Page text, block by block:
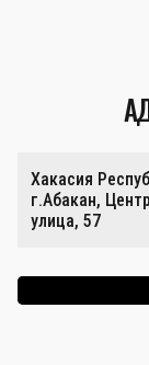
Хакасия
г.Абакан,
улица, 57